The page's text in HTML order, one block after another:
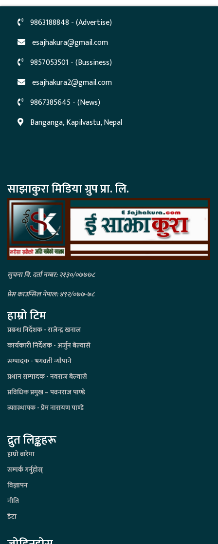
9863188848 - (Advertise)
esajhakura@gmail.com
9857053501 - (Bussiness)
esajhakura2@gmail.com
9867385645 - (News)
Banganga, Kapilvastu, Nepal
साझाकुरा मिडिया ग्रुप प्रा. लि.
सुचना वि. दर्ता नम्बर: २१३०/०७७७८
प्रेस काउन्सिल नेपाल: ४९२/०७७-७८
हाम्रो टिम
प्रबन्ध निर्देशक - राजेन्द्र खनाल
कार्यकारी निर्देशक - अर्जुन बेल्वासे
सम्पादक - भगवती न्यौपाने
प्रधान सम्पादक - नवराज बेल्वासे
प्रविधिक प्रमुख – पवनराज पाण्डे
व्यवस्थापक - प्रेम नारायण पाण्डे
द्रुत लिङ्कहरू
हाम्रो बारेमा
सम्पर्क गर्नुहोस्
विज्ञापन
नीति
डेटा